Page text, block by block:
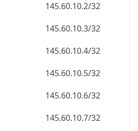
145.60.10.2/32
145.60.10.3/32
145.60.10.4/32
145.60.10.5/32
145.60.10.6/32
145.60.10.7/32